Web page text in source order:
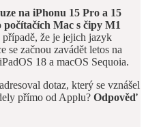
na iPhonu 15 Pro a 15
Mac s čipy M1
případě, že je jejich jazyk
se začnou zavádět letos na
18 a macOS Sequoia.
dotaz, který se vznášel
přímo od Applu? Odpověď